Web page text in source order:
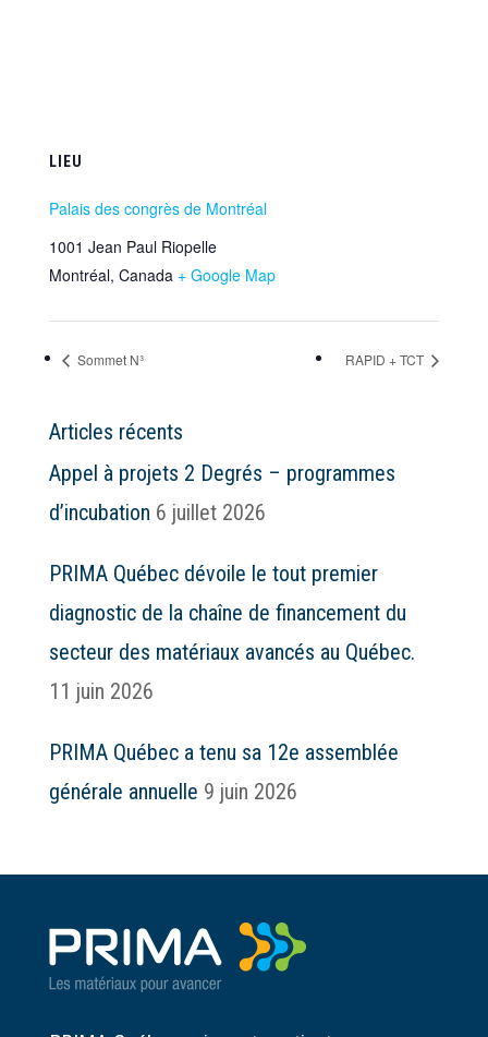
LIEU
Palais des congrès de Montréal
1001 Jean Paul Riopelle
Montréal, Canada + Google Map
Sommet N³ RAPID + TCT
Articles récents
Appel à projets 2 Degrés – programmes
d’incubation 6 juillet 2026
PRIMA Québec dévoile le tout premier
diagnostic de la chaîne de financement du
secteur des matériaux avancés au Québec.
11 juin 2026
PRIMA Québec a tenu sa 12e assemblée
générale annuelle 9 juin 2026